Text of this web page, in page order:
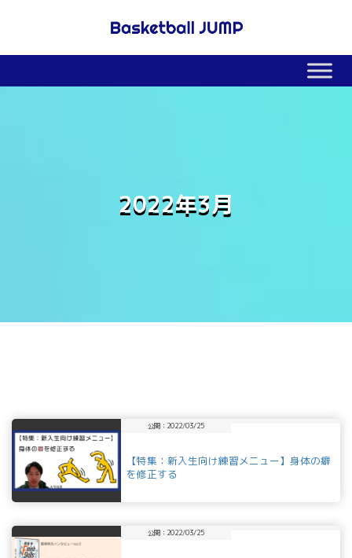
2022年3月
公開：2022/03/25
【特集：新入生向け練習メニュー】身体の癖
を修正する
公開：2022/03/25